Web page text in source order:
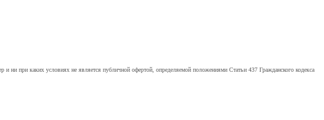
ни при каких условиях не является публичной офертой, определяемой положениями Статьи 437 Гражданского кодекса